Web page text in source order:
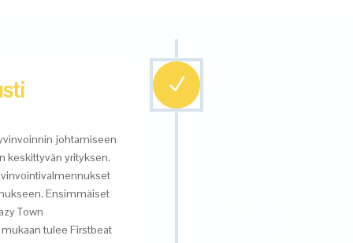
N
johtamiseen
keskittyvän yrityksen.
Ensimmäiset
Town
tulee Firstbeat